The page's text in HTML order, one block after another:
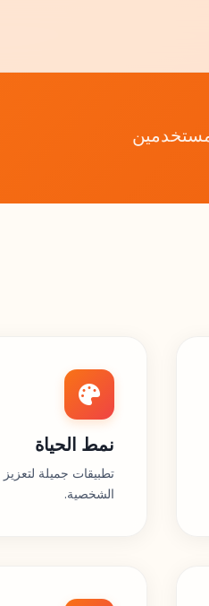
نمط الحياة
تطبيقات جميلة لتعزيز
الشخصية.